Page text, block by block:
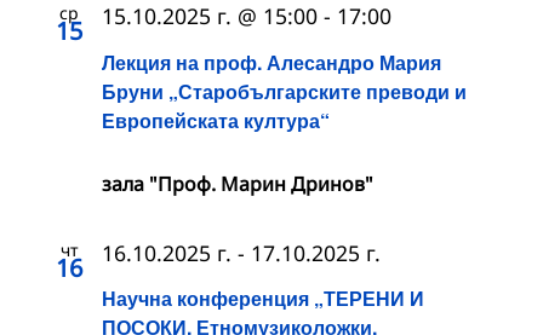
ср
15
Лекция на проф. Алесандро Мария
Бруни „Старобългарските преводи и
Европейската култура“
15.10.2025 г. @ 15:00 - 17:00
зала "Проф. Марин Дринов"
чт
16
Научна конференция „ТЕРЕНИ И
ПОСОКИ. Етномузиколожки,
16.10.2025 г. - 17.10.2025 г.